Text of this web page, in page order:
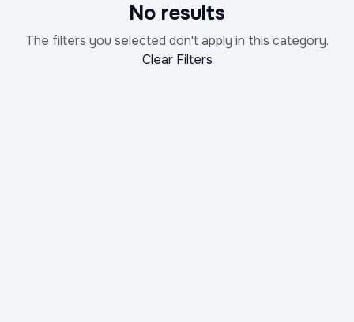
No results
The filters you selected don't apply in this category.
Clear Filters